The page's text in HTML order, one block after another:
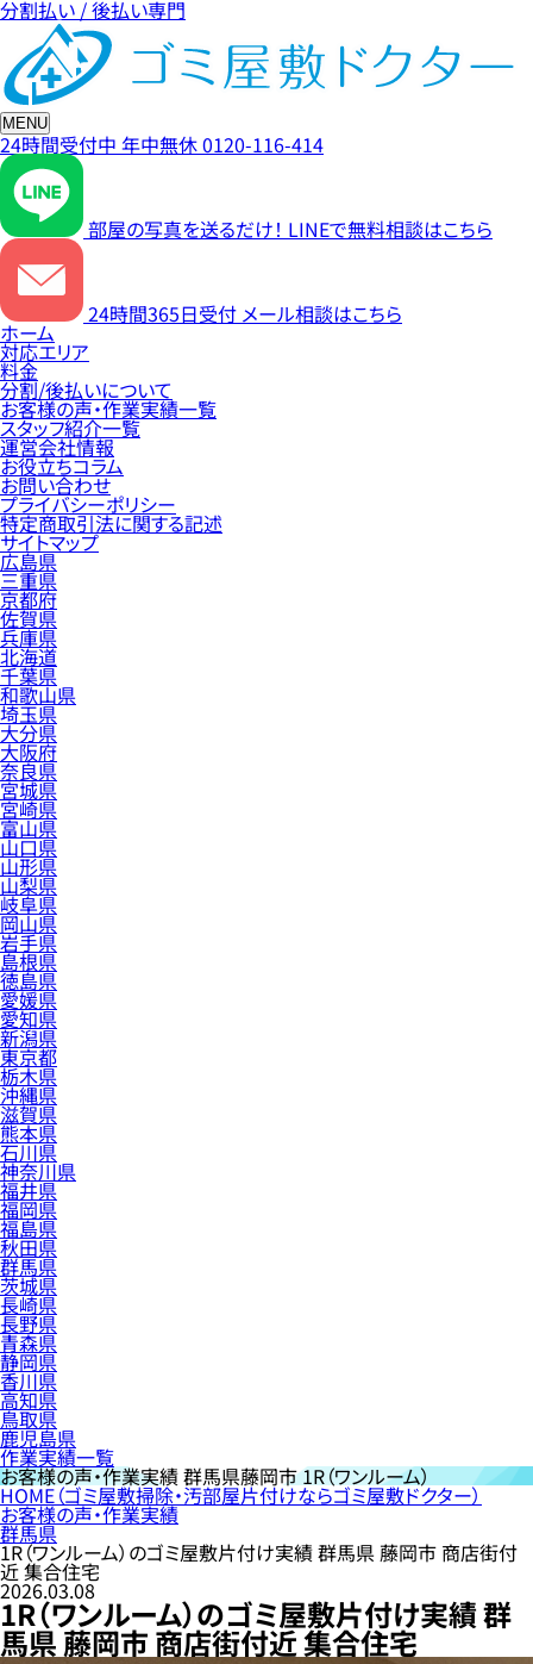
分割払い / 後払い専門
MENU
24時間受付中 年中無休0120-116-414
部屋の写真を送るだけ！ LINEで無料相談はこちら
24時間365日受付 メール相談はこちら
ホーム
対応エリア
料金
分割/後払いについて
お客様の声・作業実績一覧
スタッフ紹介一覧
運営会社情報
お役立ちコラム
お問い合わせ
プライバシーポリシー
特定商取引法に関する記述
サイトマップ
広島県
三重県
京都府
佐賀県
兵庫県
北海道
千葉県
和歌山県
埼玉県
大分県
大阪府
奈良県
宮城県
宮崎県
富山県
山口県
山形県
山梨県
岐阜県
岡山県
岩手県
島根県
徳島県
愛媛県
愛知県
新潟県
東京都
栃木県
沖縄県
滋賀県
熊本県
石川県
神奈川県
福井県
福岡県
福島県
秋田県
群馬県
茨城県
長崎県
長野県
青森県
静岡県
香川県
高知県
鳥取県
鹿児島県
作業実績一覧
お客様の声・作業実績群馬県藤岡市 1R（ワンルーム）
HOME（ゴミ屋敷掃除・汚部屋片付けならゴミ屋敷ドクター）
お客様の声・作業実績
群馬県
1R（ワンルーム）のゴミ屋敷片付け実績 群馬県 藤岡市 商店街付
近 集合住宅
2026.03.08
1R（ワンルーム）のゴミ屋敷片付け実績 群
馬県 藤岡市 商店街付近 集合住宅